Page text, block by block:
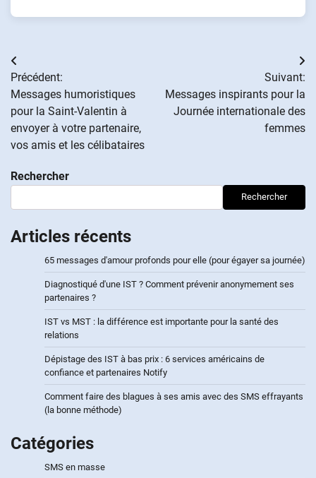
Navigation
de
l’article
Précédent:
Messages humoristiques
pour la Saint-Valentin à
envoyer à votre partenaire,
vos amis et les célibataires
Suivant:
Messages inspirants pour la
Journée internationale des
femmes
Rechercher
Rechercher
Articles récents
65 messages d'amour profonds pour elle (pour égayer sa journée)
Diagnostiqué d'une IST ? Comment prévenir anonymement ses
partenaires ?
IST vs MST : la différence est importante pour la santé des
relations
Dépistage des IST à bas prix : 6 services américains de
confiance et partenaires Notify
Comment faire des blagues à ses amis avec des SMS effrayants
(la bonne méthode)
Catégories
SMS en masse